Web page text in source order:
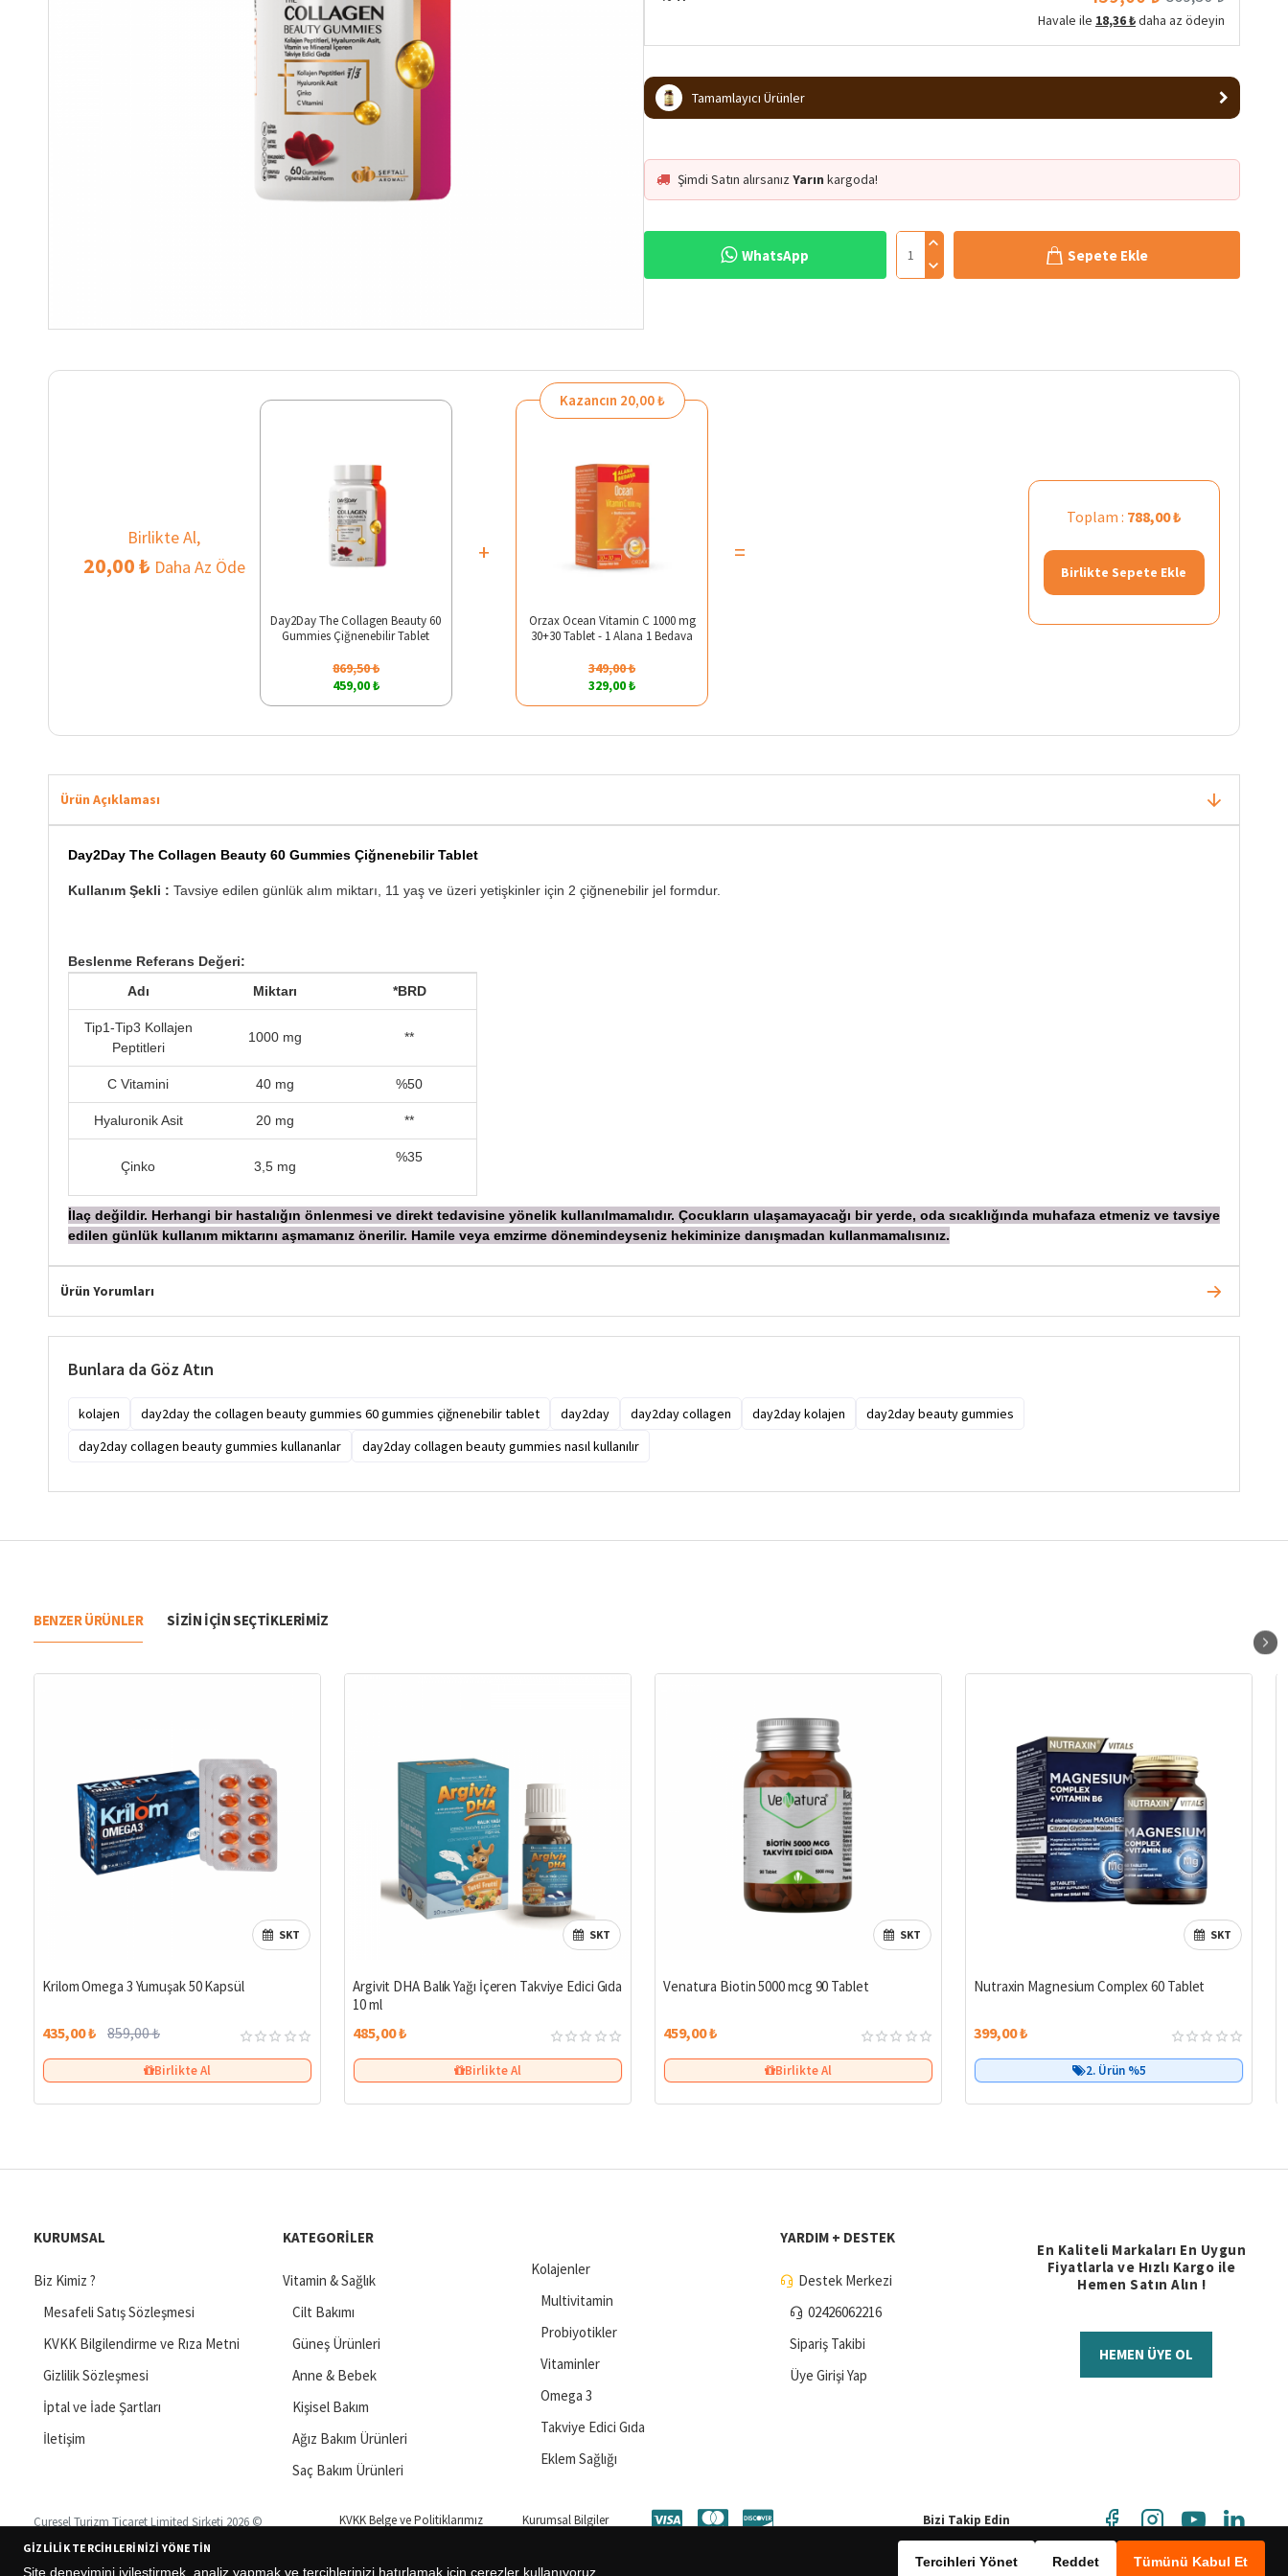
Havale ile 18,36 ₺ daha az ödeyin
Tamamlayıcı Ürünler
Şimdi Satın alırsanız Yarın kargoda!
WhatsApp Sepete Ekle
Birlikte Al,
20,00 ₺ Daha Az Öde
Day2Day The Collagen Beauty 60
Gummies Çiğnenebilir Tablet
869,50 ₺
459,00 ₺
+
Kazancın 20,00 ₺
Orzax Ocean Vitamin C 1000 mg
30+30 Tablet - 1 Alana 1 Bedava
349,00 ₺
329,00 ₺
=
Toplam : 788,00 ₺
Birlikte Sepete Ekle
Ürün Açıklaması
Day2Day The Collagen Beauty 60 Gummies Çiğnenebilir Tablet
Kullanım Şekli : Tavsiye edilen günlük alım miktarı, 11 yaş ve üzeri yetişkinler için 2 çiğnenebilir jel formdur.
Beslenme Referans Değeri:
Adı
Miktarı *BRD
Tip1-Tip3 Kollajen
Peptitleri
1000 mg **
C Vitamini 40 mg %50
Hyaluronik Asit 20 mg **
Çinko 3,5 mg
%35
İlaç değildir. Herhangi bir hastalığın önlenmesi ve direkt tedavisine yönelik kullanılmamalıdır. Çocukların ulaşamayacağı bir yerde, oda sıcaklığında muhafaza etmeniz ve tavsiye
edilen günlük kullanım miktarını aşmamanız önerilir. Hamile veya emzirme dönemindeyseniz hekiminize danışmadan kullanmamalısınız.
Ürün Yorumları
Bunlara da Göz Atın
kolajen day2day the collagen beauty gummies 60 gummies çiğnenebilir tablet day2day day2day collagen day2day kolajen
day2day beauty gummies
day2day collagen beauty gummies kullananlar
day2day collagen beauty gummies nasıl kullanılır
BENZER ÜRÜNLER SIZIN IÇIN SEÇTIKLERIMIZ
SKT
Krilom Omega 3 Yumuşak 50 Kapsül
435,00 ₺ 859,00 ₺
Birlikte Al
SKT
Argivit DHA Balık Yağı İçeren Takviye Edici Gıda
10 ml
485,00 ₺
Birlikte Al
SKT
Venatura Biotin 5000 mcg 90 Tablet
459,00 ₺
Birlikte Al
SKT
Nutraxin Magnesium Complex 60 Tablet
399,00 ₺
Birlikte Al
2. Ürün %5
KURUMSAL
Biz Kimiz ?
Mesafeli Satış Sözleşmesi
KVKK Bilgilendirme ve Rıza Metni
Gizlilik Sözleşmesi
İptal ve İade Şartları
İletişim
KATEGORILER
Vitamin & Sağlık
Cilt Bakımı
Güneş Ürünleri
Anne & Bebek
Kişisel Bakım
Ağız Bakım Ürünleri
Saç Bakım Ürünleri
Kolajenler
Multivitamin
Probiyotikler
Vitaminler
Omega 3
Takviye Edici Gıda
Eklem Sağlığı
YARDIM + DESTEK
Destek Merkezi
02426062216
Sipariş Takibi
Üye Girişi Yap
En Kaliteli Markaları En Uygun
Fiyatlarla ve Hızlı Kargo ile
Hemen Satın Alın !
HEMEN ÜYE OL
Curesel Turizm Ticaret Limited Şirketi 2026 © KVKK Belge ve Politiklarımız Kurumsal Bilgiler Bizi Takip Edin
GIZLILIK TERCIHLERINIZI YÖNETIN
Site deneyimini iyileştirmek, analiz yapmak ve tercihlerinizi hatırlamak için çerezler kullanıyoruz.
Tercihleri Yönet Reddet Tümünü Kabul Et